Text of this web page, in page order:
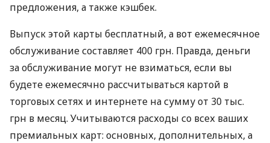
предложения, а также кэшбек.
Выпуск этой карты бесплатный, а вот ежемесячное
обслуживание составляет 400 грн. Правда, деньги
за обслуживание могут не взиматься, если вы
будете ежемесячно рассчитываться картой в
торговых сетях и интернете на сумму от 30 тыс.
грн в месяц. Учитываются расходы со всех ваших
премиальных карт: основных, дополнительных, а